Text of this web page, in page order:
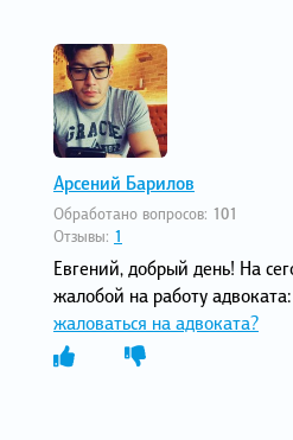
Арсений Барилов
Обработано вопросов: 101
Отзывы: 1
Евгений, добрый день! На
жалобой на работу
жаловаться на адвоката?